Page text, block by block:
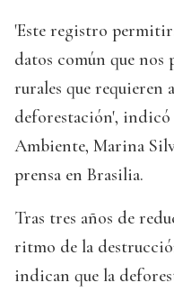
'Este registro
datos común que
rurales que requieren
deforestación',
Ambiente, Marina
prensa en Brasilia.
Tras tres años de
ritmo de la
indican que la